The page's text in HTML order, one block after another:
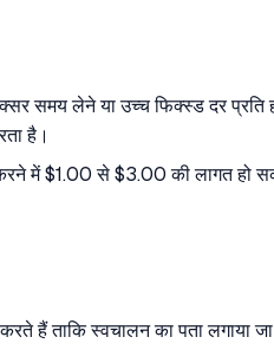
समय लेने या उच्च फिक्स्ड दर प्रति
है।
में $1.00 से $3.00 की लागत
हैं ताकि स्वचालन का पता लगाया